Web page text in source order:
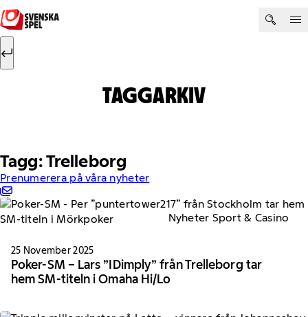
Hoppa till innehåll
Sök efter:
TAGGARKIV
Tagg: Trelleborg
Prenumerera på våra nyheter
Nyheter Sport & Casino
25 November 2025
Poker-SM – Lars ”IDimply” från Trelleborg tar
hem SM-titeln i Omaha Hi/Lo